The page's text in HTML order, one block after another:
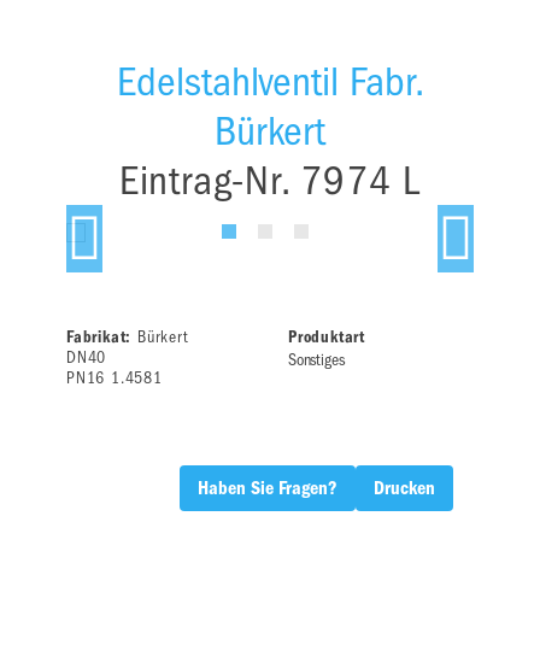
Edelstahlventil Fabr.
Bürkert
Eintrag-Nr. 7974 L
Fabrikat: Bürkert
DN40
PN16 1.4581
Produktart
Sonstiges
Haben Sie Fragen? Drucken